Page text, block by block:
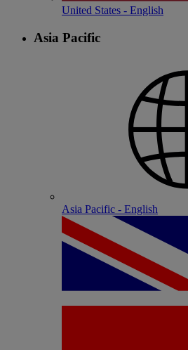
United States - English
Asia Pacific
Asia Pacific - English